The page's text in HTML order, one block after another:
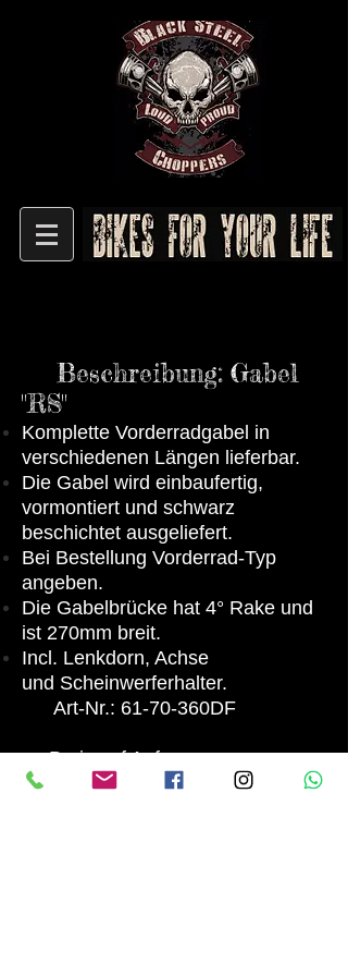
Beschreibung: Gabel
"RS"
Komplette Vorderradgabel in
verschiedenen Längen lieferbar.
Die Gabel wird einbaufertig,
vormontiert und schwarz
beschichtet ausgeliefert.
Bei Bestellung Vorderrad-Typ
angeben.
Die Gabelbrücke hat 4° Rake und
ist 270mm breit.
Incl. Lenkdorn, Achse
und Scheinwerferhalter.
Art-Nr.: 61-70-360DF
Preis auf Anfrage